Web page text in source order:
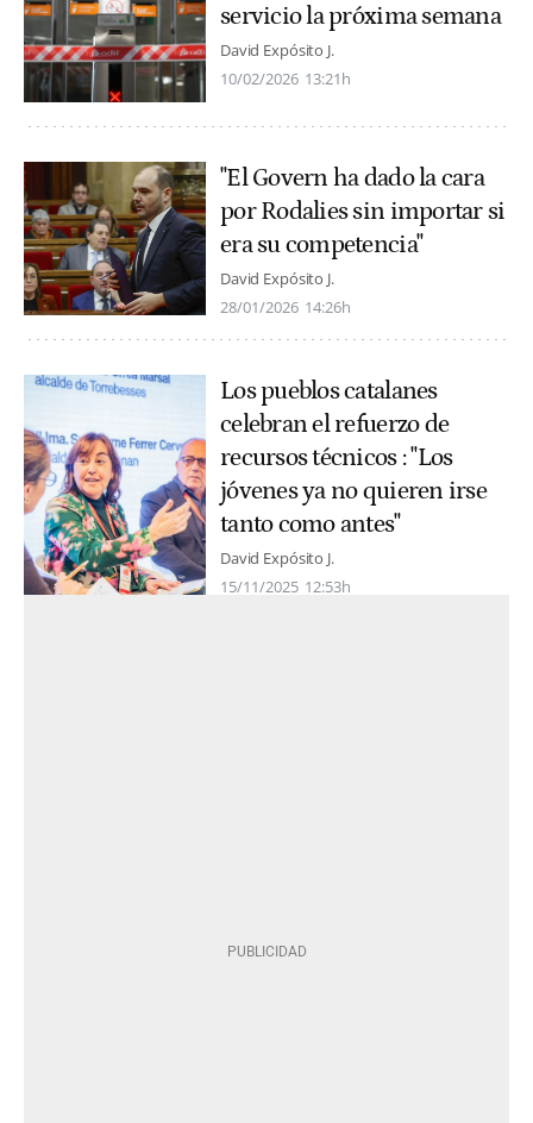
servicio la próxima semana
David Expósito J.
10/02/2026 13:21h
"El Govern ha dado la cara
por Rodalies sin importar si
era su competencia"
David Expósito J.
28/01/2026 14:26h
Los pueblos catalanes
celebran el refuerzo de
recursos técnicos : "Los
jóvenes ya no quieren irse
tanto como antes"
David Expósito J.
15/11/2025 12:53h